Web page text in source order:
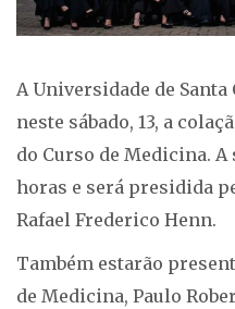
A Universidade de
neste sábado, 13, a
do Curso de Medicina.
horas e será presidida
Rafael Frederico Henn.
Também estarão
de Medicina, Paulo